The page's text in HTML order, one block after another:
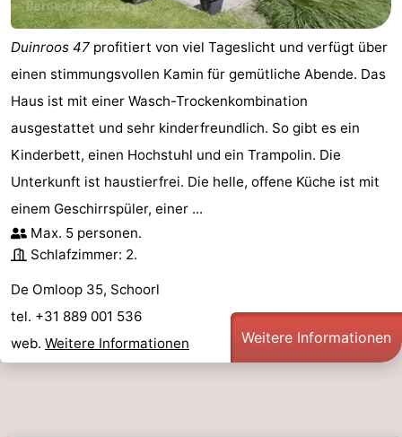
Duinroos 47 profitiert von viel Tageslicht und verfügt über
einen stimmungsvollen Kamin für gemütliche Abende. Das
Haus ist mit einer Wasch-Trockenkombination
ausgestattet und sehr kinderfreundlich. So gibt es ein
Kinderbett, einen Hochstuhl und ein Trampolin. Die
Unterkunft ist haustierfrei. Die helle, offene Küche ist mit
einem Geschirrspüler, einer ...
Max. 5 personen.
Schlafzimmer: 2.
De Omloop 35, Schoorl
tel. +31 889 001 536
web. Weitere Informationen Weitere Informationen